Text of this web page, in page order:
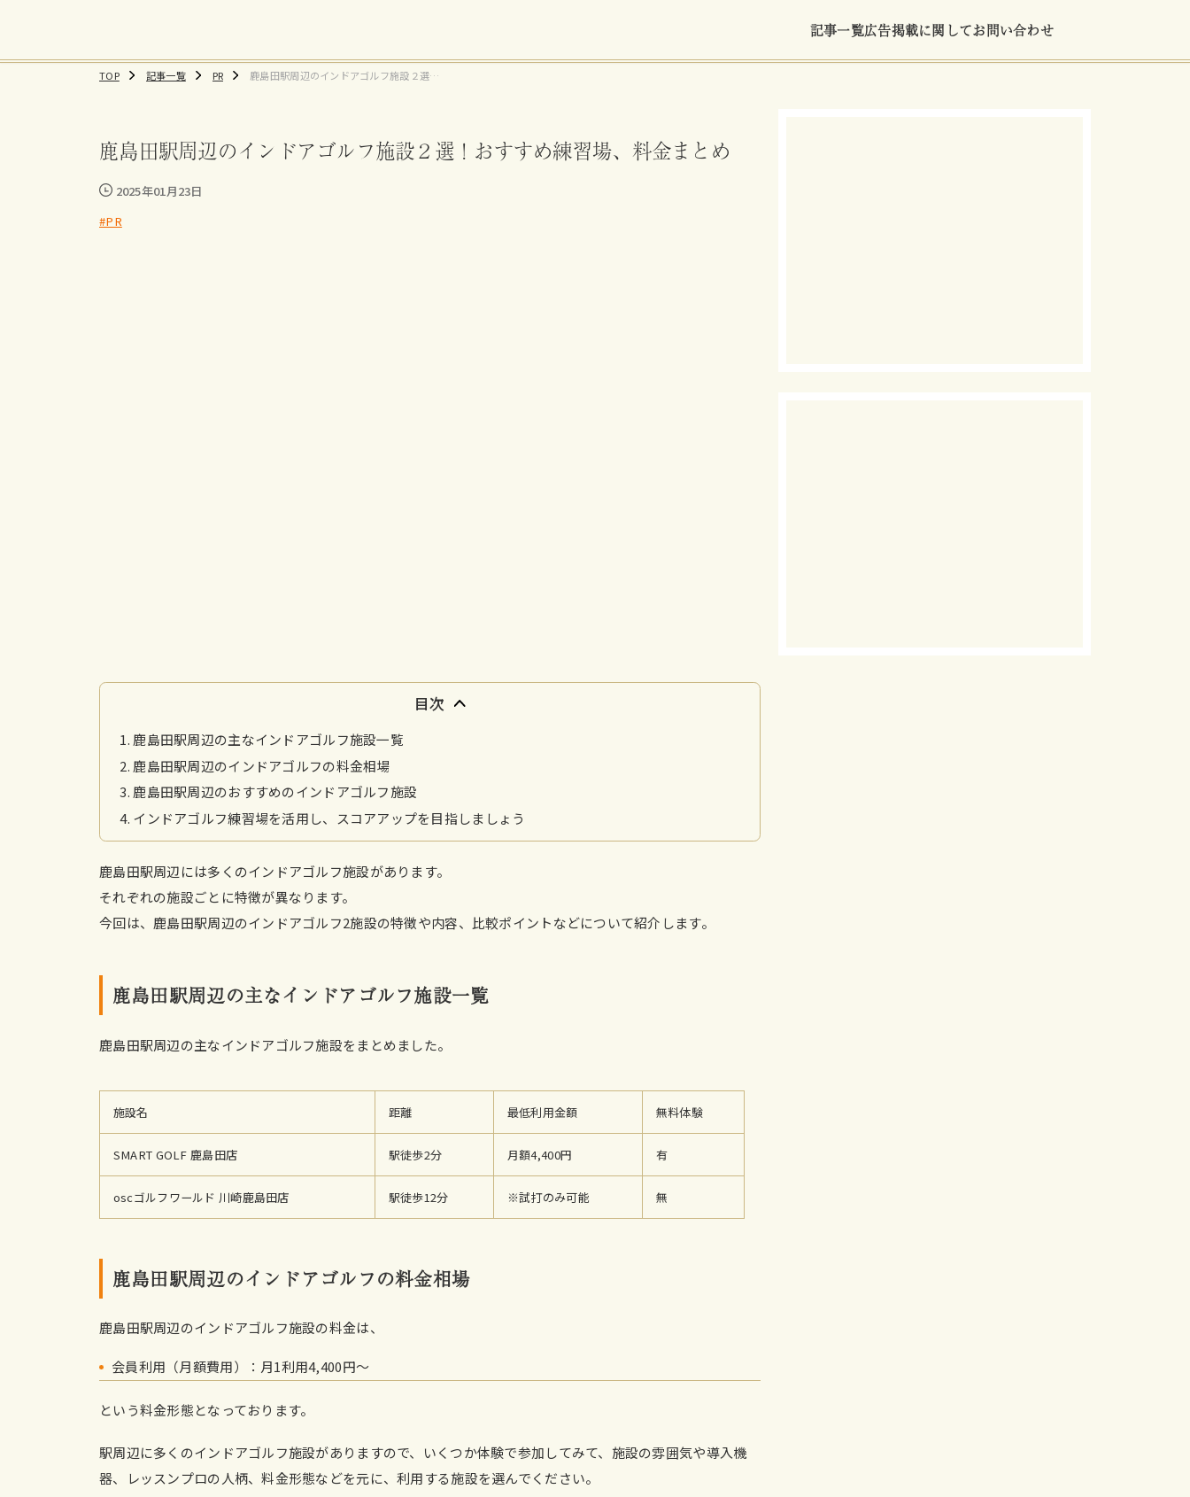
記事一覧広告掲載に関してお問い合わせ
TOP 記事一覧 PR
鹿島田駅周辺のインドアゴルフ施設２選！
鹿島田駅周辺のインドアゴルフ施設２選！おすすめ練習場、料金まとめ
2025年01月23日
#PR
目次
鹿島田駅周辺の主なインドアゴルフ施設一覧
鹿島田駅周辺のインドアゴルフの料金相場
鹿島田駅周辺のおすすめのインドアゴルフ施設
インドアゴルフ練習場を活用し、スコアアップを目指しましょう
鹿島田駅周辺には多くのインドアゴルフ施設があります。
それぞれの施設ごとに特徴が異なります。
今回は、鹿島田駅周辺のインドアゴルフ2施設の特徴や内容、比較ポイントなどについて紹介します。
鹿島田駅周辺の主なインドアゴルフ施設一覧
鹿島田駅周辺の主なインドアゴルフ施設をまとめました。
施設名 距離 最低利用金額 無料体験
SMART GOLF 鹿島田店 駅徒歩2分 月額4,400円 有
oscゴルフワールド 川崎鹿島田店 駅徒歩12分 ※試打のみ可能 無
鹿島田駅周辺のインドアゴルフの料金相場
鹿島田駅周辺のインドアゴルフ施設の料金は、
会員利用（月額費用）：月1利用4,400円〜
という料金形態となっております。
駅周辺に多くのインドアゴルフ施設がありますので、いくつか体験で参加してみて、施設の雰囲気や導入機
器、レッスンプロの人柄、料金形態などを元に、利用する施設を選んでください。